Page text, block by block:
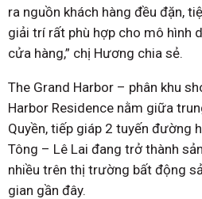
ra nguồn khách hàng đều đặn,
giải trí rất phù hợp cho mô hình
cửa hàng,” chị Hương chia sẻ.
The Grand Harbor – phân khu
Harbor Residence nằm giữa
Quyền, tiếp giáp 2 tuyến đường
Tông – Lê Lai đang trở thành
nhiều trên thị trường bất động
gian gần đây.